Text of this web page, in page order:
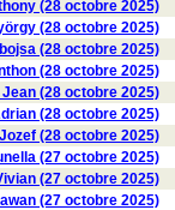
(28 octobre 2025)
(28 octobre 2025)
(28 octobre 2025)
(28 octobre 2025)
(28 octobre 2025)
(28 octobre 2025)
(28 octobre 2025)
(27 octobre 2025)
(27 octobre 2025)
(27 octobre 2025)